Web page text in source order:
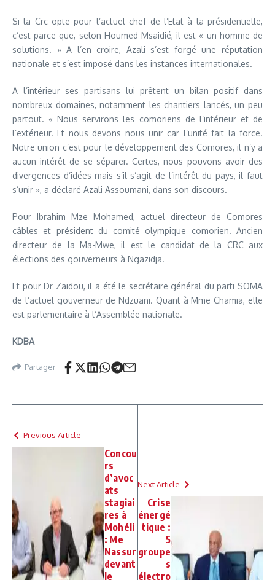
Si la Crc opte pour l’actuel chef de l’Etat à la présidentielle,
c’est parce que, selon Houmed Msaidié, il est « un homme de
solutions. » A l’en croire, Azali s’est forgé une réputation
nationale et s’est imposé dans les instances internationales.
A l’intérieur ses partisans lui prêtent un bilan positif dans
nombreux domaines, notamment les chantiers lancés, un peu
partout. « Nous servirons les comoriens de l’intérieur et de
l’extérieur. Et nous devons nous unir car l’unité fait la force.
Notre union c’est pour le développement des Comores, il n’y a
aucun intérêt de se séparer. Certes, nous pouvons avoir des
divergences d’idées mais s’il s’agit de l’intérêt du pays, il faut
s’unir », a déclaré Azali Assoumani, dans son discours.
Pour Ibrahim Mze Mohamed, actuel directeur de Comores
câbles et président du comité olympique comorien. Ancien
directeur de la Ma-Mwe, il est le candidat de la CRC aux
élections des gouverneurs à Ngazidja.
Et pour Dr Zaidou, il a été le secrétaire général du parti SOMA
de l’actuel gouverneur de Ndzuani. Quant à Mme Chamia, elle
est parlementaire à l’Assemblée nationale.
KDBA
Partager
Previous Article
Concou
rs
d’avoc
ats
stagiai
res à
Mohéli
: Me
Nassur
devant
le
Next Article
Crise
énergé
tique :
5
groupe
s
électro